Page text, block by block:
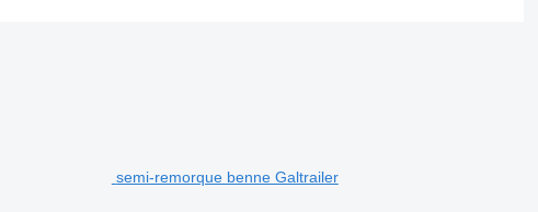
semi-remorque benne Galtrailer